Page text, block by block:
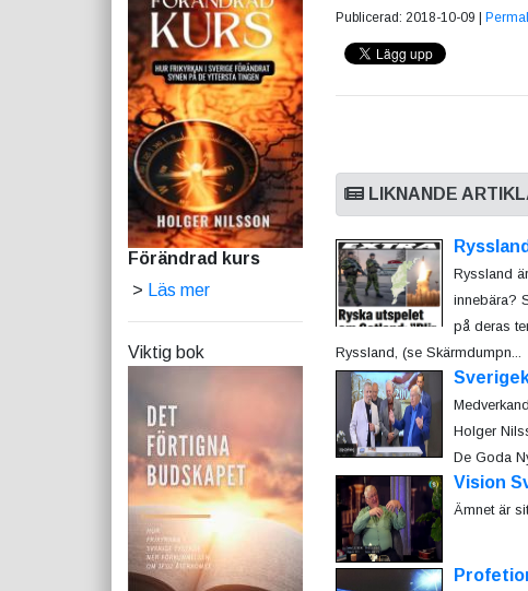
Förändrad kurs
> Läs mer
Viktig bok
Publicerad: 2018-10-09 |
LIKNANDE
Ryssland
innebära?
på deras
Ryssland, (se Skärmdumpn...
Holger
De Goda
Vision
Ämnet är